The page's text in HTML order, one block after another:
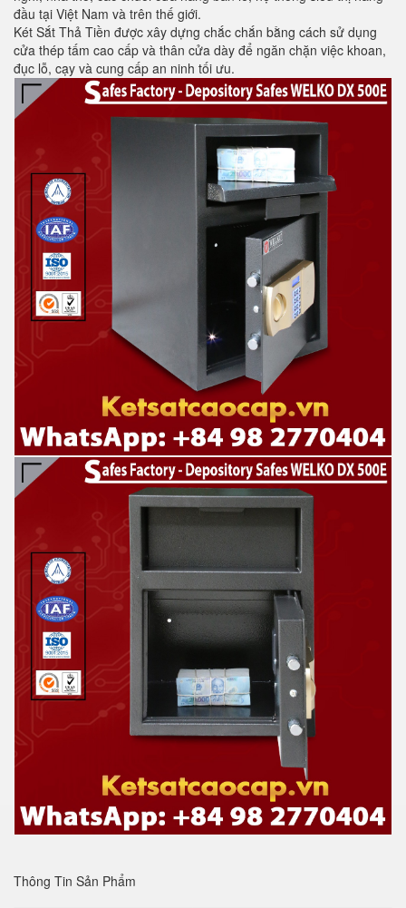
đầu tại Việt Nam và trên thế giới.
Két Sắt Thả Tiền được xây dựng chắc chắn bằng cách sử dụng
cửa thép tấm cao cấp và thân cửa dày để ngăn chặn việc khoan,
đục lỗ, cạy và cung cấp an ninh tối ưu.
Thông Tin Sản Phẩm